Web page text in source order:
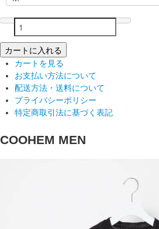
カートに入れる
カートを見る
お支払い方法について
配送方法・送料について
プライバシーポリシー
特定商取引法に基づく表記
COOHEM MEN